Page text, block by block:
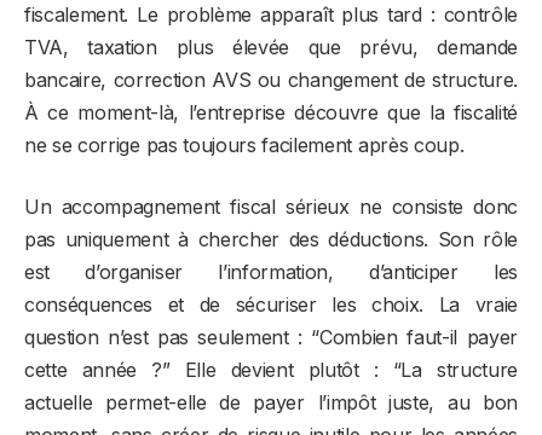
fiscalement. Le problème apparaît plus tard : contrôle
TVA, taxation plus élevée que prévu, demande
bancaire, correction AVS ou changement de structure.
À ce moment-là, l’entreprise découvre que la fiscalité
ne se corrige pas toujours facilement après coup.
Un accompagnement fiscal sérieux ne consiste donc
pas uniquement à chercher des déductions. Son rôle
est d’organiser l’information, d’anticiper les
conséquences et de sécuriser les choix. La vraie
question n’est pas seulement : “Combien faut-il payer
cette année ?” Elle devient plutôt : “La structure
actuelle permet-elle de payer l’impôt juste, au bon